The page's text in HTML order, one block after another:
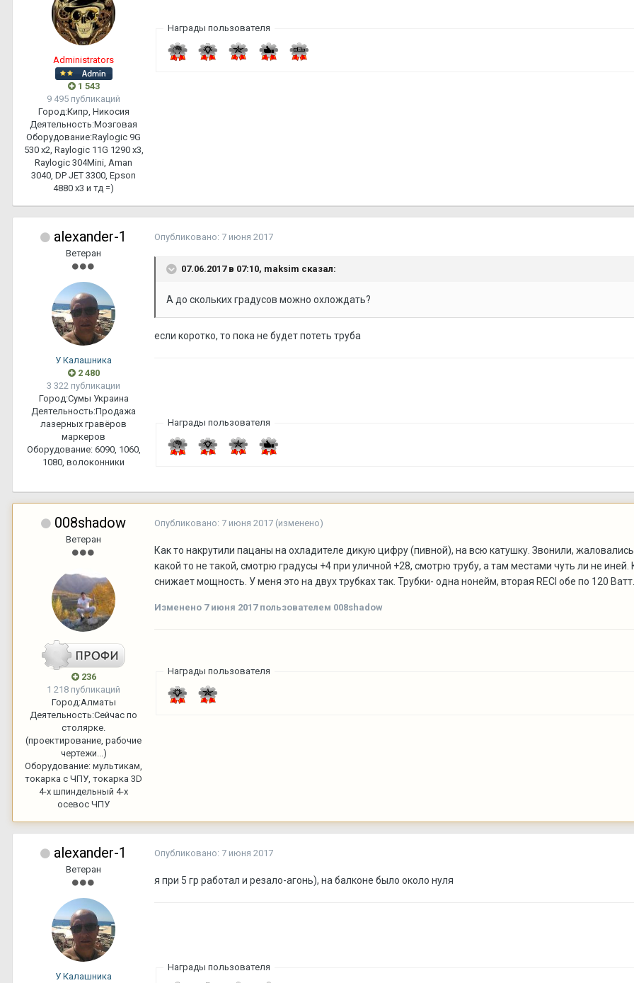
Administrators
1 543
9 495 публикаций
Город:Кипр, Никосия
Деятельность:Мозговая
Оборудование:Raylogic 9G
530 х2, Raylogic 11G 1290 х3,
Raylogic 304Mini, Aman
3040, DP JET 3300, Epson
4880 x3 и тд =)
Награды пользователя
alexander-1
Ветеран
У Калашника
2 480
3 322 публикации
Город:Сумы Украина
Деятельность:Продажа
лазерных гравёров
маркеров
Оборудование:6090, 1060,
1080, волоконники
Опубликовано: 7 июня 2017
07.06.2017 в 07:10, maksim сказал:
А до скольких градусов можно охлождать?
если коротко, то пока не будет потеть труба
Награды пользователя
008shadow
Ветеран
236
1 218 публикаций
Город:Алматы
Деятельность:Сейчас по
столярке.
(проектирование, рабочие
чертежи...)
Оборудование: мультикам,
токарка с ЧПУ, токарка 3D
4-х шпиндельный 4-х
осевос ЧПУ
Опубликовано: 7 июня 2017 (изменено)
Как то накрутили пацаны на охладителе дикую цифру (пивной), на всю катушку. Звонили,
какой то не такой, смотрю градусы +4 при уличной +28, смотрю трубу, а там местами чуть ли не
снижает мощность. У меня это на двух трубках так. Трубки- одна нонейм, вторая RECI обе по 120
Изменено 7 июня 2017пользователем 008shadow
Награды пользователя
alexander-1
Ветеран
У Калашника
Опубликовано: 7 июня 2017
я при 5 гр работал и резало-агонь), на балконе было около нуля
Награды пользователя